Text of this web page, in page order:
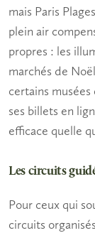
mais Paris
plein air
propres : les
marchés de
certains
ses billets en
efficace quelle
Les circuits
Pour ceux qui
circuits